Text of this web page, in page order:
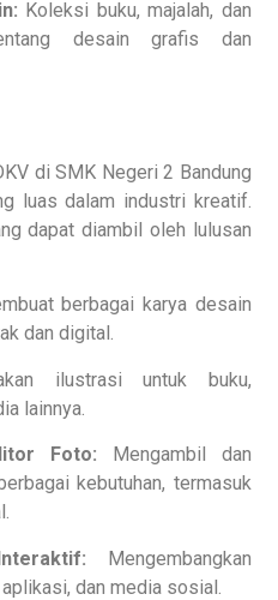
Koleksi buku, majalah, dan
desain grafis dan
di SMK Negeri 2 Bandung
luas dalam industri kreatif.
dapat diambil oleh lulusan
berbagai karya desain
dan digital.
ilustrasi untuk buku,
lainnya.
Foto: Mengambil dan
kebutuhan, termasuk
Mengembangkan
dan media sosial.